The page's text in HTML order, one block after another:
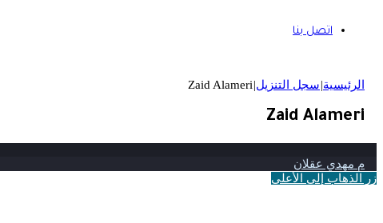
اتصل بنا
الرئيسية|سجل التنزيل|
Zaid Alameri
Zaid Alameri
م مهدي عقلان
زر الذهاب إلى الأعلى